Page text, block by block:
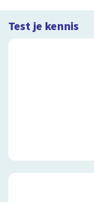
Test je kennis